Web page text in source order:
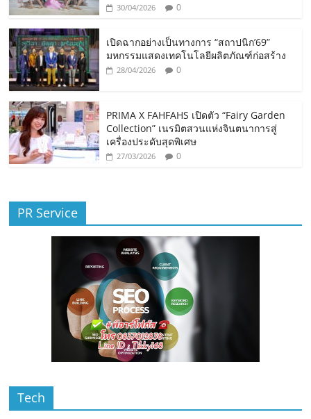
30/04/2026 0
เปิดฉากอย่างเป็นทางการ “สถาปนิก’69”
มหกรรมแสดงเทคโนโลยีผลิตภัณฑ์ก่อสร้าง
28/04/2026 0
PRIMA X FAHFAHS เปิดตัว “Fairy Garden
Collection” เนรมิตสวนแห่งจินตนาการสู่
เครื่องประดับสุดพิเศษ
27/03/2026 0
PR Service
Tech